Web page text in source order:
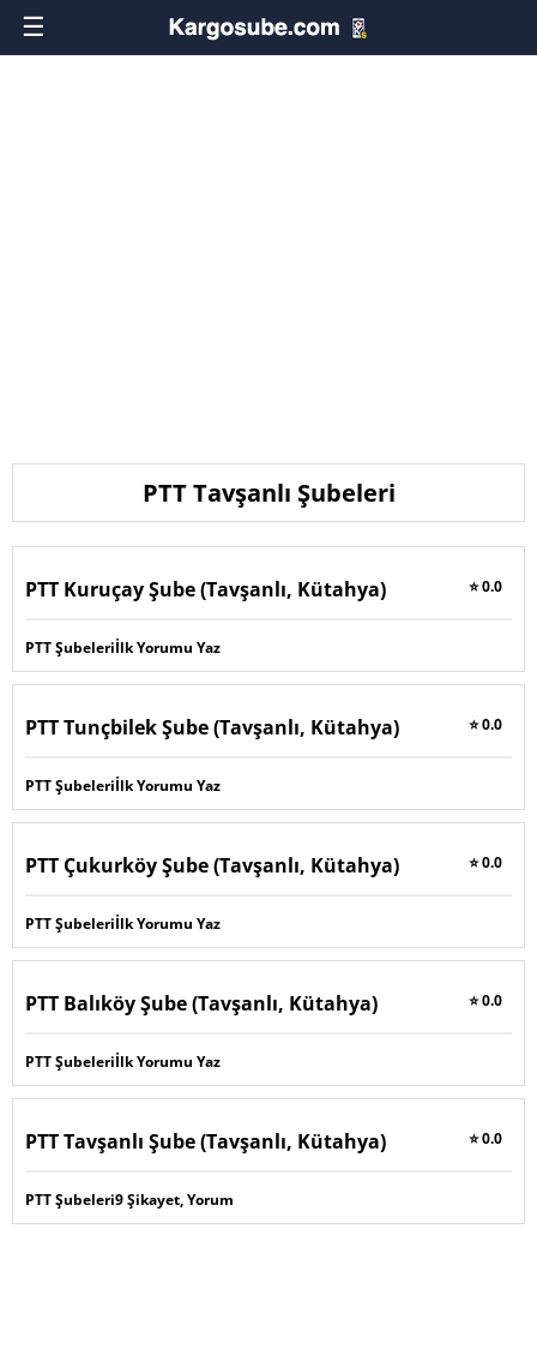
☰
PTT Tavşanlı Şubeleri
PTT Kuruçay Şube (Tavşanlı, Kütahya) ⭐ 0.0
PTT Şubeleriİlk Yorumu Yaz
PTT Tunçbilek Şube (Tavşanlı, Kütahya) ⭐ 0.0
PTT Şubeleriİlk Yorumu Yaz
PTT Çukurköy Şube (Tavşanlı, Kütahya) ⭐ 0.0
PTT Şubeleriİlk Yorumu Yaz
PTT Balıköy Şube (Tavşanlı, Kütahya) ⭐ 0.0
PTT Şubeleriİlk Yorumu Yaz
PTT Tavşanlı Şube (Tavşanlı, Kütahya) ⭐ 0.0
PTT Şubeleri9 Şikayet, Yorum